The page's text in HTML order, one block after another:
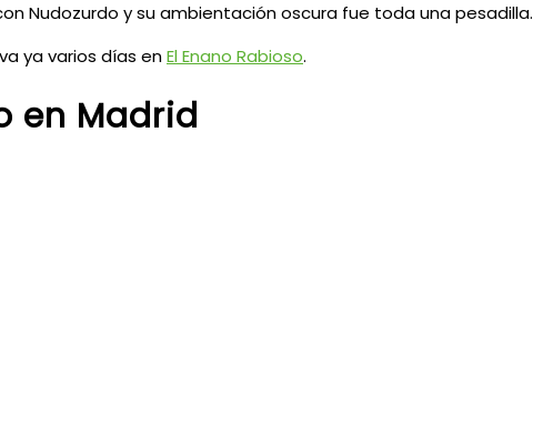
Nudozurdo y su ambientación oscura fue toda una pesadilla.
ya varios días enEl Enano Rabioso.
en Madrid